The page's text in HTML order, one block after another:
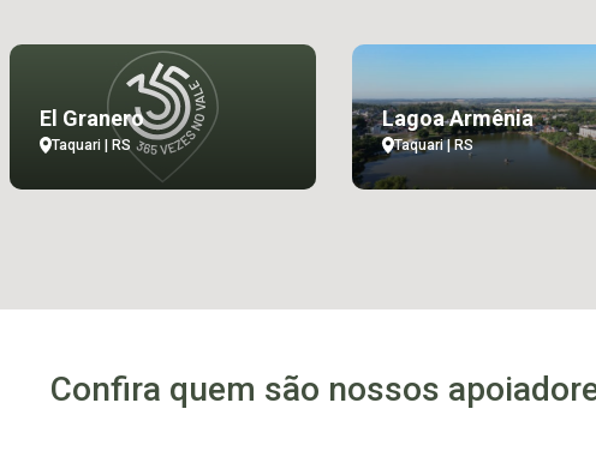
El Granero
Taquari | RS
Lagoa Armênia
Taquari | RS
Confira quem são nossos